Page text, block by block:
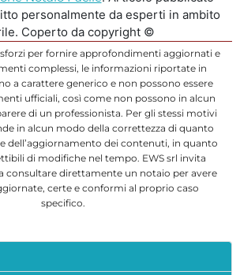
personalmente da esperti in ambito
Coperto da copyright ©
per fornire approfondimenti aggiornati e
complessi, le informazioni riportate in
a carattere generico e non possono essere
ufficiali, così come non possono in alcun
di un professionista. Per gli stessi motivi
in alcun modo della correttezza di quanto
dell’aggiornamento dei contenuti, in quanto
di modifiche nel tempo. EWS srl invita
consultare direttamente un notaio per avere
certe e conformi al proprio caso
specifico.